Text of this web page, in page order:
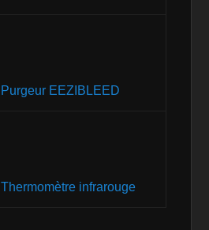
Purgeur EEZIBLEED
Thermomètre infrarouge